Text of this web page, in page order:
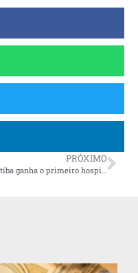
PRÓXIMO
Curitiba ganha o primeiro hospital público veterinário da cidade